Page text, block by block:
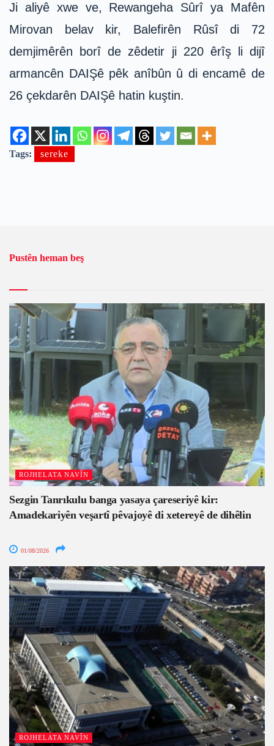
Ji aliyê xwe ve, Rewangeha Sûrî ya Mafên
Mirovan belav kir, Balefirên Rûsî di 72
demjimêrên borî de zêdetir ji 220 êrîş li dijî
armancên DAIŞê pêk anîbûn û di encamê de
26 çekdarên DAIŞê hatin kuştin.
Tags: sereke
Pustên heman beş
ROJHELATA NAVÎN
Sezgin Tanrıkulu banga yasaya çareseriyê kir:
Amadekariyên veşartî pêvajoyê di xetereyê de dihêlin
01/08/2026
ROJHELATA NAVÎN